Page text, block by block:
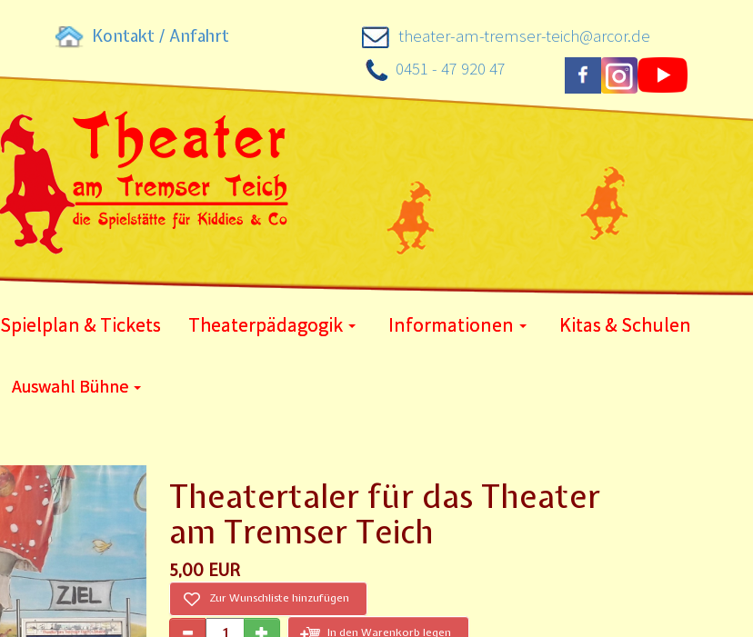
Kontakt / Anfahrt
theater-am-tremser-teich@arcor.de
0451 - 47 920 47
Spielplan & Tickets Theaterpädagogik Informationen Kitas & Schulen
Auswahl Bühne
Theatertaler für das Theater
am Tremser Teich
5,00 EUR
Zur Wunschliste hinzufügen
In den Warenkorb legen